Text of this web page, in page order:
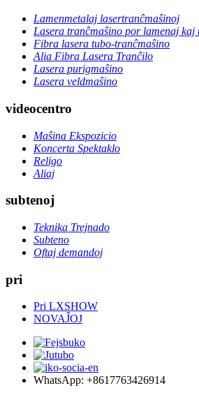
Lamenmetalaj lasertranĉmaŝinoj
Lasera tranĉmaŝino por lamenaj
Fibra lasera tubo-tranĉmaŝino
Alia Fibra Lasera Tranĉilo
Lasera purigmaŝino
Lasera veldmaŝino
videocentro
Maŝina Ekspozicio
Koncerta Spektaklo
Religo
Aliaj
subtenoj
Teknika Trejnado
Subteno
Oftaj demandoj
pri
Pri LXSHOW
NOVAĴOJ
WhatsApp: +8617763426914